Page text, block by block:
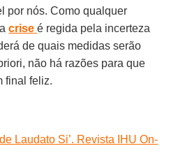
por nós. Como qualquer
crise é regida pela incerteza
de quais medidas serão
não há razões para que
final feliz.
Laudato Si’. Revista IHU On-